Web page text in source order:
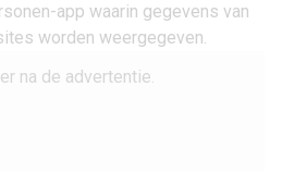
app waarin gegevens van
worden weergegeven.
na de advertentie.